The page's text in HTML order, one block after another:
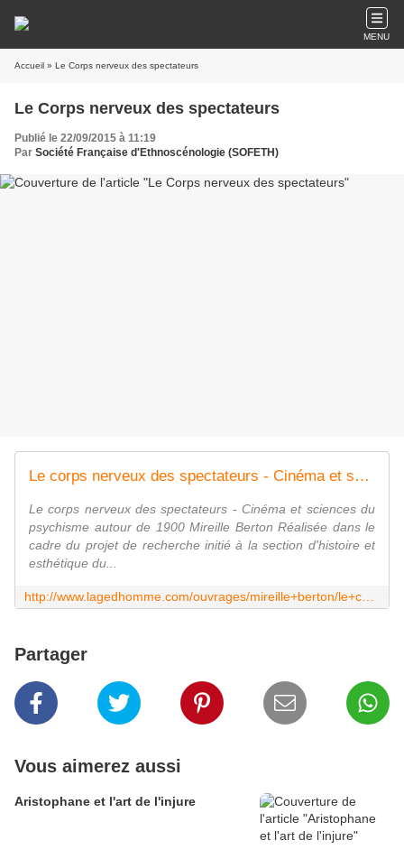
MENU
Accueil » Le Corps nerveux des spectateurs
Le Corps nerveux des spectateurs
Publié le 22/09/2015 à 11:19
Par Société Française d'Ethnoscénologie (SOFETH)
Le corps nerveux des spectateurs - Cinéma et sciences du psychisme autour de 1900 Mireille Berton
Le corps nerveux des spectateurs - Cinéma et sciences du
psychisme autour de 1900 Mireille Berton Réalisée dans le
cadre du projet de recherche initié à la section d'histoire et
esthétique du...
Partager
Vous aimerez aussi
Aristophane et l'art de l'injure